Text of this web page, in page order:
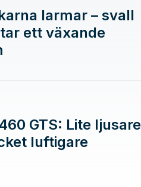
larmar – svall
ett växande
GTS: Lite ljusare
luftigare